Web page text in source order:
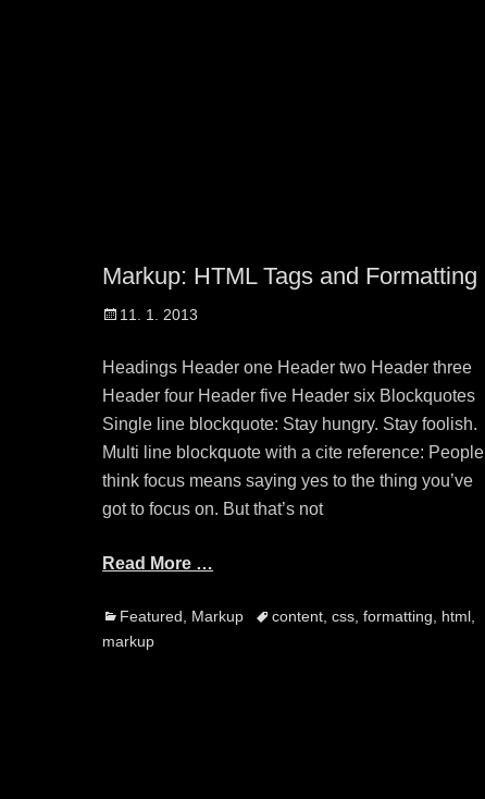
Markup: HTML Tags and Formatting
Posted
11. 1. 2013
Headings Header one Header two Header three
Header four Header five Header six Blockquotes
Single line blockquote: Stay hungry. Stay foolish.
Multi line blockquote with a cite reference: People
think focus means saying yes to the thing you’ve
got to focus on. But that’s not
Read More …
Categories
Featured, Markup Tagscontent,css,formatting, html,
markup